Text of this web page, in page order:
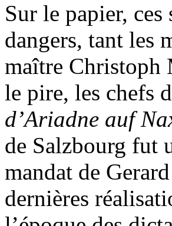
Sur le papier, ces
dangers, tant les
maître Christoph
le pire, les chefs
d’Ariadne auf
de Salzbourg fut
mandat de
dernières